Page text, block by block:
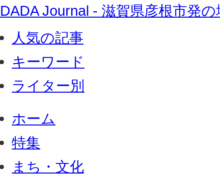
DADA Journal - 滋賀県彦根市発
人気の記事
キーワード
ライター別
ホーム
特集
まち・文化